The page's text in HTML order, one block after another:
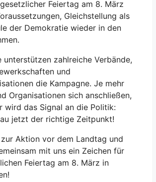
Feiertag am 8. März
Gleichstellung als
der Demokratie wieder in den
unterstützen zahlreiche Verbände,
und
die Kampagne. Je mehr
Organisationen sich anschließen,
wird das Signal an die Politik:
jetzt der richtige Zeitpunkt!
zur Aktion vor dem Landtag und
mit uns ein Zeichen für
Feiertag am 8. März in